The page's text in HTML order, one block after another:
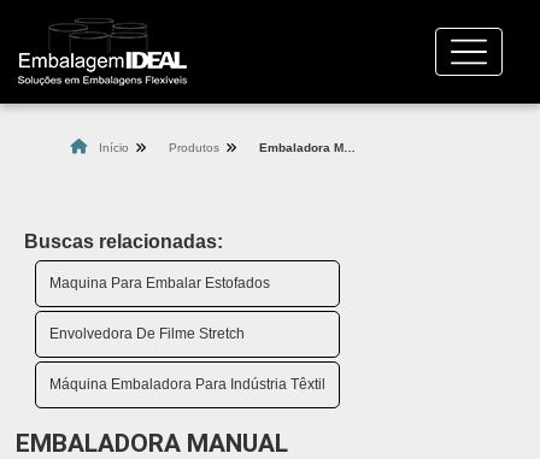
Início Produtos
Buscas relacionadas:
Maquina Para Embalar Estofados
Envolvedora De Filme Stretch
Máquina Embaladora Para Indústria Têxtil
EMBALADORA MANUAL